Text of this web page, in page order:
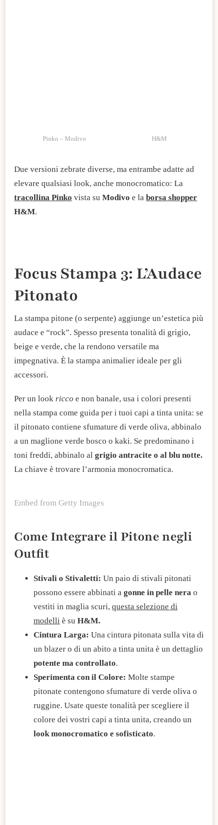
Pinko – Modivo H&M
Due versioni zebrate diverse, ma entrambe adatte ad
elevare qualsiasi look, anche monocromatico: La
tracollina Pinko vista su Modivo e la borsa shopper
H&M.
Focus Stampa 3: L’Audace
Pitonato
La stampa pitone (o serpente) aggiunge un’estetica più
audace e “rock”. Spesso presenta tonalità di grigio,
beige e verde, che la rendono versatile ma
impegnativa. È la stampa animalier ideale per gli
accessori.
Per un look ricco e non banale, usa i colori presenti
nella stampa come guida per i tuoi capi a tinta unita: se
il pitonato contiene sfumature di verde oliva, abbinalo
a un maglione verde bosco o kaki. Se predominano i
toni freddi, abbinalo al grigio antracite o al blu notte.
La chiave è trovare l’armonia monocromatica.
Embed from Getty Images
Come Integrare il Pitone negli
Outfit
Stivali o Stivaletti: Un paio di stivali pitonati
possono essere abbinati a gonne in pelle nera o
vestiti in maglia scuri, questa selezione di
modelli è su H&M.
Cintura Larga: Una cintura pitonata sulla vita di
un blazer o di un abito a tinta unita è un dettaglio
potente ma controllato.
Sperimenta con il Colore: Molte stampe
pitonate contengono sfumature di verde oliva o
ruggine. Usate queste tonalità per scegliere il
colore dei vostri capi a tinta unita, creando un
look monocromatico e sofisticato.